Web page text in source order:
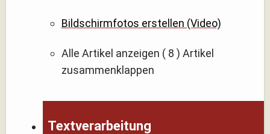
Bildschirmfotos erstellen (Video)
Alle Artikel anzeigen ( 8 ) Artikel
zusammenklappen
Textverarbeitung